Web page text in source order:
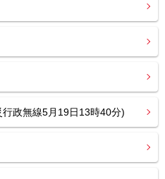
政無線5月19日13時40分)